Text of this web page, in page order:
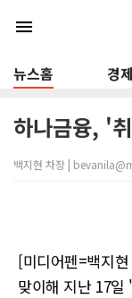
menu
뉴스홈 경제
하나금융, '
백지현 차장 |
[미디어펜=백지
맞이해 지난 17일